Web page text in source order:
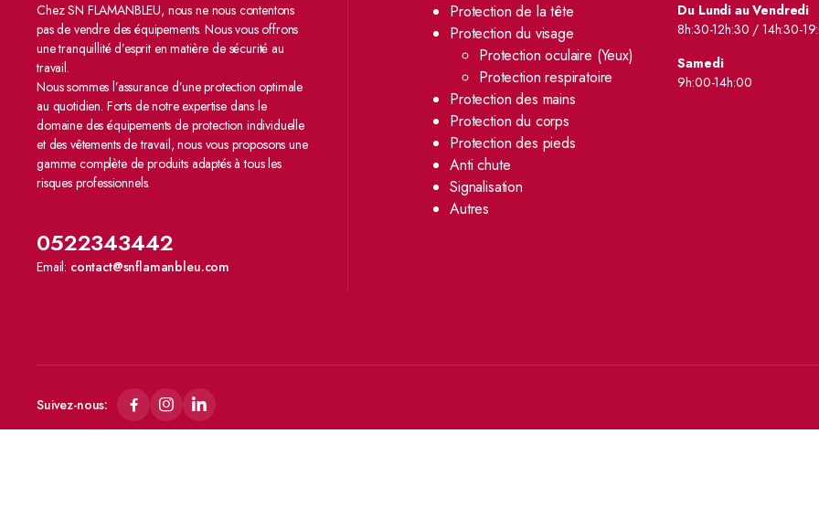
Chez SN FLAMANBLEU, nous ne nous contentons
pas de vendre des équipements. Nous vous offrons
une tranquillité d’esprit en matière de sécurité au
travail.
Nous sommes l’assurance d’une protection optimale
au quotidien. Forts de notre expertise dans le
domaine des équipements de protection individuelle
et des vêtements de travail, nous vous proposons une
gamme complète de produits adaptés à tous les
risques professionnels.
0522343442
Email: contact@snflamanbleu.com
Protection de la tête
Protection du visage
Protection oculaire (Yeux)
Protection respiratoire
Protection des mains
Protection du corps
Protection des pieds
Anti chute
Signalisation
Autres
Du Lundi au Vendredi
8h:30-12h:30 / 14h:30-
Samedi
9h:00-14h:00
Suivez-nous: